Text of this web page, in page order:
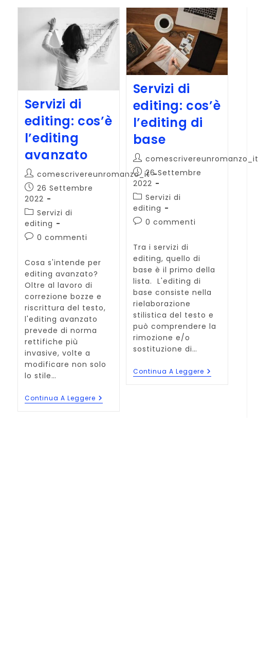
Servizi di
editing: cos’è
l’editing
avanzato
Autore
dell'articolo:
comescrivereunromanzo_it
Articolo
pubblicato:
26 Settembre
2022
Categoria
dell'articolo:
Servizi di
editing
Commenti
0 commenti
Cosa s'intende per
editing avanzato?
Oltre al lavoro di
correzione bozze e
riscrittura del testo,
l'editing avanzato
prevede di norma
rettifiche più
invasive, volte a
modificare non solo
lo stile…
Continua A LeggereServizi
Di
Servizi di
editing: cos’è
l’editing di
base
Autore
dell'articolo:
comescrivereunromanzo_it
Articolo
pubblicato:
26 Settembre
2022
Categoria
dell'articolo:
Servizi di
editing
Commenti
0 commenti
Tra i servizi di
editing, quello di
base è il primo della
lista. L'editing di
base consiste nella
rielaborazione
stilistica del testo e
può comprendere la
rimozione e/o
sostituzione di…
Continua A LeggereServizi
Di